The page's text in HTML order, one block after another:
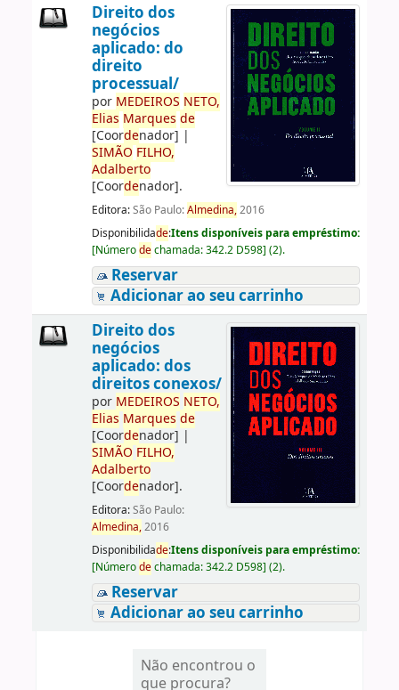
Direito dos
negócios
aplicado: do
direito
processual/
por MEDEIROS NETO,
Elias Marques de
[Coordenador] |
SIMÃO FILHO,
Adalberto
[Coordenador].
Editora:São Paulo:Almedina,2016
Disponibilidade:Itens disponíveis para empréstimo:
[Númerodechamada:342.2 D598] (2).
Reservar
Adicionar ao seu carrinho
Direito dos
negócios
aplicado: dos
direitos conexos/
por MEDEIROS NETO,
Elias Marques de
[Coordenador] |
SIMÃO FILHO,
Adalberto
[Coordenador].
Editora:São Paulo:
Almedina,2016
Disponibilidade:Itens disponíveis para empréstimo:
[Númerodechamada:342.2 D598] (2).
Reservar
Adicionar ao seu carrinho
Não encontrou o
que procura?